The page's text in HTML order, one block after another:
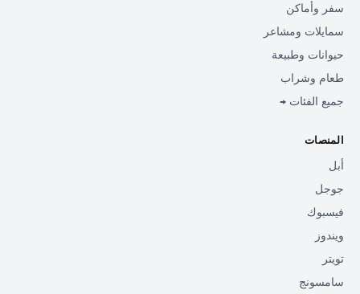
سفر وأماكن
سمايلات ومشاعر
حيوانات وطبيعة
طعام وشراب
جميع الفئات →
المنصات
أبل
جوجل
فيسبوك
ويندوز
تويتر
سامسونج